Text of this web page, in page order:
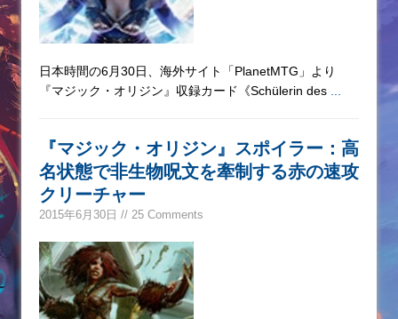
日本時間の6月30日、海外サイト「PlanetMTG」より
『マジック・オリジン』収録カード《Schülerin des
『マジック・オリジン』スポイラー：高
名状態で非生物呪文を牽制する赤の速攻
クリーチャー
2015年6月30日 // 25 Comments